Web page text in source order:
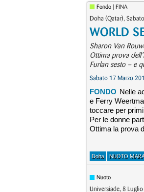
Fondo | FINA
Doha (Qatar),
WORLD
Sharon Van
Ottima prova
Furlan sesto – e
Sabato 17 Marzo
FONDO Nelle
e Ferry
toccare per
Per le donne
Ottima la prova
Doha NUOTO
Nuoto
Universiade, 8